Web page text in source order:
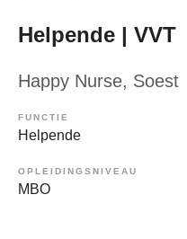
Helpende | VVT
Happy Nurse, Soest
FUNCTIE
Helpende
OPLEIDINGSNIVEAU
MBO